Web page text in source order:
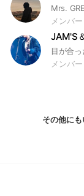
メンバ
メンバ
その他に